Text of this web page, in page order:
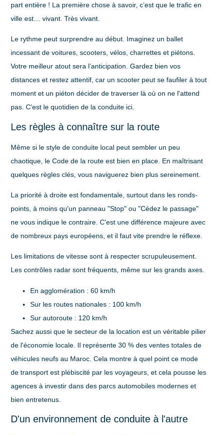
part entière ! La première chose à savoir, c’est que le trafic en
ville est… vivant. Très vivant.
Le rythme peut surprendre au début. Imaginez un ballet
incessant de voitures, scooters, vélos, charrettes et piétons.
Votre meilleur atout sera l’anticipation. Gardez bien vos
distances et restez attentif, car un scooter peut se faufiler à tout
moment et un piéton décider de traverser là où on ne l'attend
pas. C'est le quotidien de la conduite ici.
Les règles à connaître sur la route
Même si le style de conduite local peut sembler un peu
chaotique, le Code de la route est bien en place. En maîtrisant
quelques règles clés, vous naviguerez bien plus sereinement.
La priorité à droite est fondamentale, surtout dans les ronds-
points, à moins qu'un panneau "Stop" ou "Cédez le passage"
ne vous indique le contraire. C'est une différence majeure avec
de nombreux pays européens, et il faut vite prendre le réflexe.
Les limitations de vitesse sont à respecter scrupuleusement.
Les contrôles radar sont fréquents, même sur les grands axes.
En agglomération :60 km/h
Sur les routes nationales : 100 km/h
Sur autoroute : 120 km/h
Sachez aussi que le secteur de la location est un véritable pilier
de l'économie locale. Il représente30 % des ventes totales de
véhicules neufs au Maroc. Cela montre à quel point ce mode
de transport est plébiscité par les voyageurs, et cela pousse les
agences à investir dans des parcs automobiles modernes et
bien entretenus.
D'un environnement de conduite à l'autre